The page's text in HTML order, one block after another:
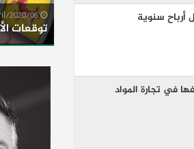
سنوية
توظيفها في تجارة المواد
06/April/2020
توقعات